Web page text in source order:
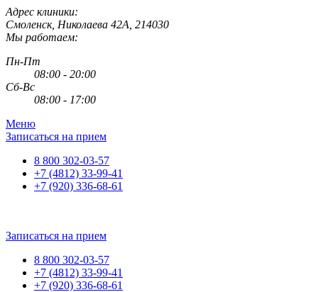
Адрес клиники:
Смоленск, Николаева 42А 214030
Мы работаем:
Пн-Пт
08:00 - 20:00
Сб-Вс
08:00 - 17:00
Меню
Записаться на прием
8 800 302-03-57
+7 (4812) 33-99-41
+7 (920) 336-68-61
Записаться на прием
8 800 302-03-57
+7 (4812) 33-99-41
+7 (920) 336-68-61